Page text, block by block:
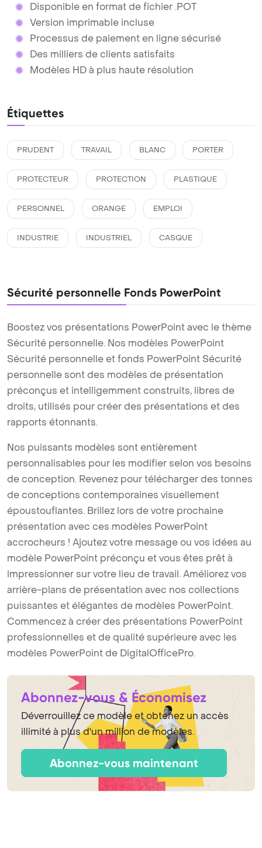
Disponible en format de fichier .POT
Version imprimable incluse
Processus de paiement en ligne sécurisé
Des milliers de clients satisfaits
Modèles HD à plus haute résolution
Étiquettes
PRUDENT TRAVAIL BLANC PORTER
PROTECTEUR PROTECTION PLASTIQUE
PERSONNEL ORANGE EMPLOI
INDUSTRIE INDUSTRIEL CASQUE
Sécurité personnelle Fonds PowerPoint
Boostez vos présentations PowerPoint avec le thème
Sécurité personnelle. Nos modèles PowerPoint
Sécurité personnelle et fonds PowerPoint Sécurité
personnelle sont des modèles de présentation
préconçus et intelligemment construits, libres de
droits, utilisés pour créer des présentations et des
rapports étonnants.
Nos puissants modèles sont entièrement
personnalisables pour les modifier selon vos besoins
de conception. Revenez pour télécharger des tonnes
de conceptions contemporaines visuellement
époustouflantes. Brillez lors de votre prochaine
présentation avec ces modèles PowerPoint
accrocheurs ! Ajoutez votre message ou vos idées au
modèle PowerPoint préconçu et vous êtes prêt à
impressionner sur votre lieu de travail. Améliorez vos
arrière-plans de présentation avec nos collections
puissantes et élégantes de modèles PowerPoint.
Commencez à créer des présentations PowerPoint
professionnelles et de qualité supérieure avec les
modèles PowerPoint de DigitalOfficePro.
Abonnez-vous & Économisez
Déverrouillez ce modèle et obtenez un accès
illimité à plus d'un million de modèles.
Abonnez-vous maintenant